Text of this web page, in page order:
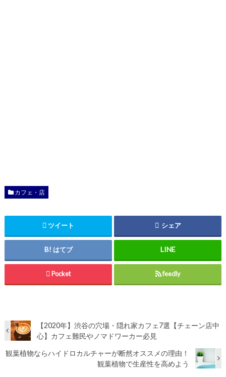
カフェ・店
ツイート シェア
はてブ
Pocket feedly
【2020年】渋谷の穴場・隠れ家カフェ7選【チェーン店中
心】カフェ難民やノマドワーカー必見
観葉植物ならハイドロカルチャーが断然オススメの理由！
観葉植物で生産性を高めよう